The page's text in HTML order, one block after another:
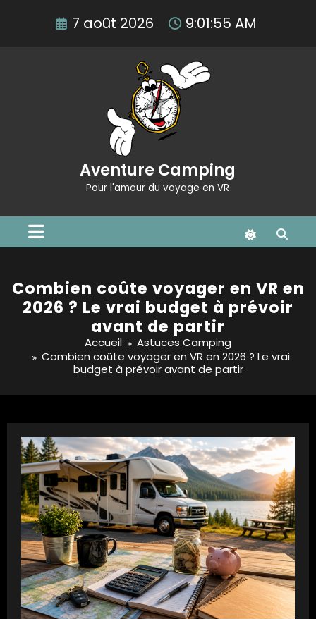
7 août 2026 9:01:56 AM
Aventure Camping
Pour l'amour du voyage en VR
Combien coûte voyager en VR en
2026 ? Le vrai budget à prévoir
avant de partir
Accueil
Astuces Camping
Combien coûte voyager en VR en 2026 ? Le vrai
budget à prévoir avant de partir